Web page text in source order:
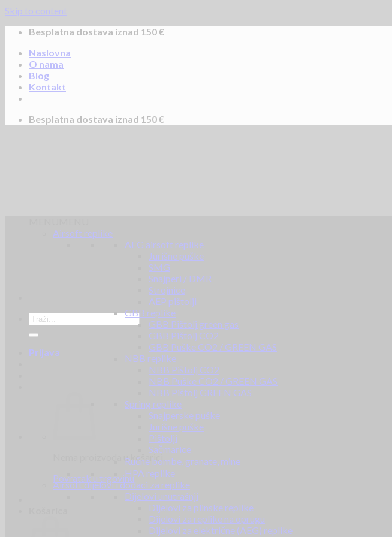
Skip to content
Besplatna dostava iznad 150 €
Naslovna
O nama
Blog
Kontakt
Besplatna dostava iznad 150 €
Prijava
Nema proizvoda u košarici.
Povratak u trgovinu
Airsoft replike
AEG airsoft replike
Jurišne puške
SMG
Snajperi / DMR
Strojnice
AEP pištolji
GBB replike
GBB Pištolj green gas
GBB Pištolj CO2
GBB Puške CO2 / GREEN GAS
NBB replike
NBB Pištolj CO2
NBB Puške CO2 / GREEN GAS
NBB Pištolj GREEN GAS
Spring replike
Snajperske puške
Jurišne puške
Pištolji
Sačmarice
Ručne bombe, granate, mine
HPA replike
Airsoft dijelovi i dodaci za replike
Dijelovi unutrašnji
Dijelovi za plinske replike
Dijelovi za replike na oprugu
Dijelovi za električne (AEG) replike